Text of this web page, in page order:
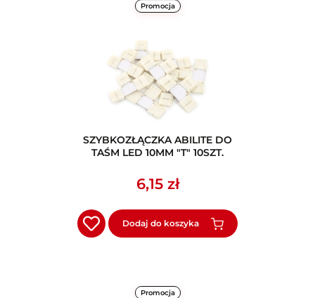
Promocja
SZYBKOZŁĄCZKA ABILITE DO
TAŚM LED 10MM "T" 10SZT.
6,15 zł
Dodaj do koszyka
Promocja